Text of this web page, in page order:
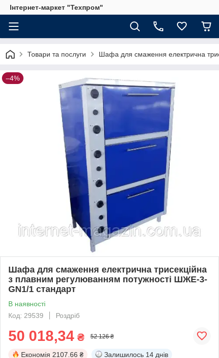
Інтернет-маркет "Техпром"
Товари та послуги Шафа для смаження електрична
–4%
Шафа для смаження електрична трисекційна
з плавним регулюванням потужності ШЖЕ-3-
GN1/1 стандарт
В наявності
Код: 29539
Роздріб
50 018,34 ₴ 52 126 ₴
Економія 2107.66 ₴ Залишилось 14 днів